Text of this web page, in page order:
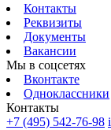
Контакты
Реквизиты
Документы
Вакансии
Мы в соцсетях
Вконтакте
Одноклассники
Контакты
+7 (495) 542-76-98